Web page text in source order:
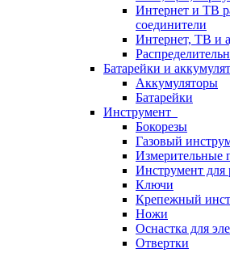
Интернет и ТВ
соединители
Интернет, ТВ и
Батарейки и
Аккумуляторы
Батарейки
Инструмент
Бокорезы
Газовый
Измерительные
Инструмент для
Ключи
Крепежный
Ножи
Оснастка для
Отвертки